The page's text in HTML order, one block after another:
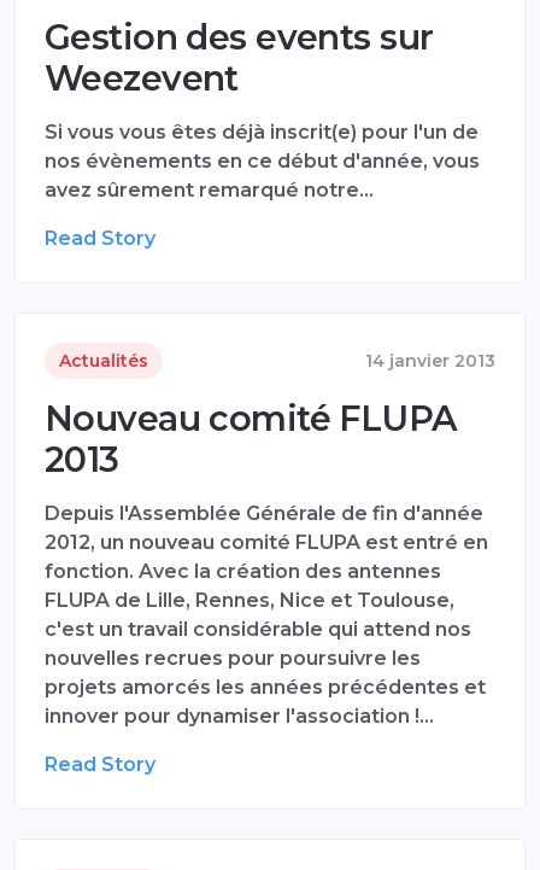
Gestion des events sur
Weezevent
Si vous vous êtes déjà inscrit(e) pour l'un de
nos évènements en ce début d'année, vous
avez sûrement remarqué notre…
Read Story
Actualités 14 janvier 2013
Nouveau comité FLUPA
2013
Depuis l'Assemblée Générale de fin d'année
2012, un nouveau comité FLUPA est entré en
fonction. Avec la création des antennes
FLUPA de Lille, Rennes, Nice et Toulouse,
c'est un travail considérable qui attend nos
nouvelles recrues pour poursuivre les
projets amorcés les années précédentes et
innover pour dynamiser l'association !…
Read Story